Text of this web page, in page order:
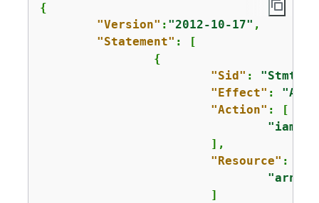
{
"Version" : "2012-10-17" ,
"Statement" : [
{
"Sid" : "Stmt1"
"Effect" :
"Action" : [
"Resource" : [